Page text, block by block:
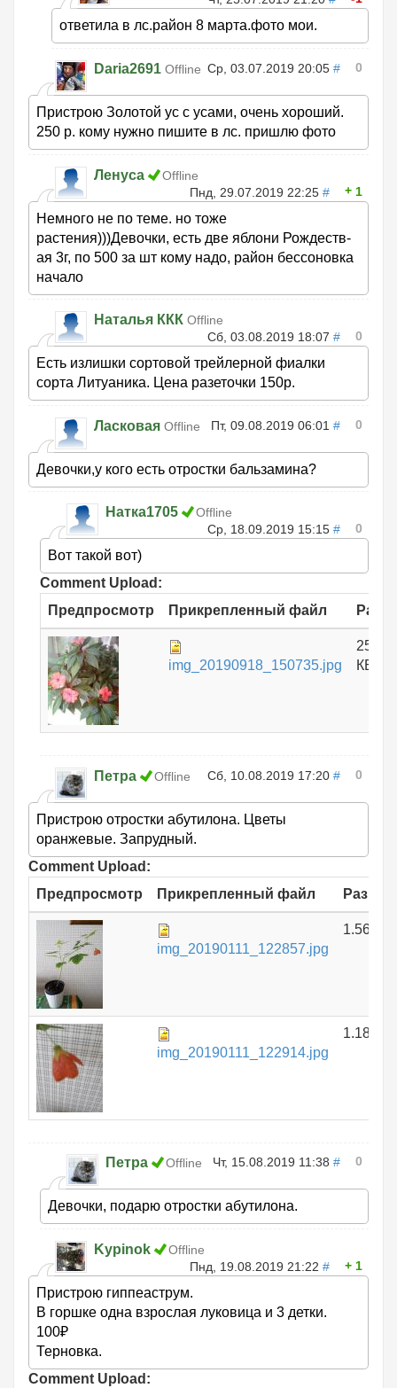
ответила в лс.район 8 марта.фото мои.
Daria2691 Offline Ср, 03.07.2019 20:05 # 0
Пристрою Золотой ус с усами, очень хороший.
250 р. кому нужно пишите в лс. пришлю фото
Ленуса
Offline
Пнд, 29.07.2019 22:25 # 1
Немного не по теме. но тоже
растения)))Девочки, есть две яблони Рождеств-
ая 3г, по 500 за шт кому надо, район бессоновка
начало
Наталья ККК Offline
Сб, 03.08.2019 18:07 # 0
Есть излишки сортовой трейлерной фиалки
сорта Литуаника. Цена разеточки 150р.
Ласковая Offline Пт, 09.08.2019 06:01 # 0
Девочки,у кого есть отростки бальзамина?
Натка1705
Offline
Ср, 18.09.2019 15:15 # 0
Вот такой вот)
Comment Upload:
Предпросмотр
Прикрепленный файл
img_20190918_150735.jpg
КБ
Петра Offline Сб, 10.08.2019 17:20 # 0
Пристрою отростки абутилона. Цветы
оранжевые. Запрудный.
Comment Upload:
Предпросмотр
Прикрепленный файл Размер
img_20190111_122857.jpg
1.56 МБ
img_20190111_122914.jpg
1.18 МБ
Петра Offline Чт, 15.08.2019 11:38 # 0
Девочки, подарю отростки абутилона.
Kypinok
Offline
Пнд, 19.08.2019 21:22 # 1
Пристрою гиппеаструм.
В горшке одна взрослая луковица и 3 детки.
100₽
Терновка.
Comment Upload: